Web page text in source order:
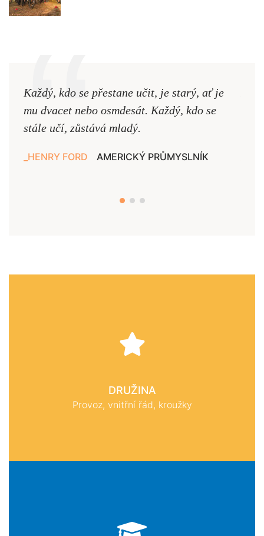
Každý, kdo se přestane učit, je starý, ať je
mu dvacet nebo osmdesát. Každý, kdo se
stále učí, zůstává mladý.
HENRY FORD AMERICKÝ PRŮMYSLNÍK
DRUŽINA
Provoz, vnitřní řád, kroužky